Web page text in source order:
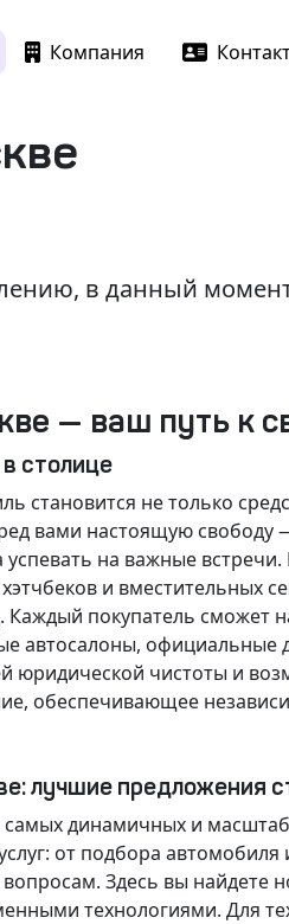
Компания
в данный
— ваш путь к
столице
становится не только
вами настоящую
на важные
и
Каждый покупатель сможет
автосалоны,
юридической чистоты и
обеспечивающее
лучшие предложения
динамичных и
от подбора
Здесь вы
технологиями. Для